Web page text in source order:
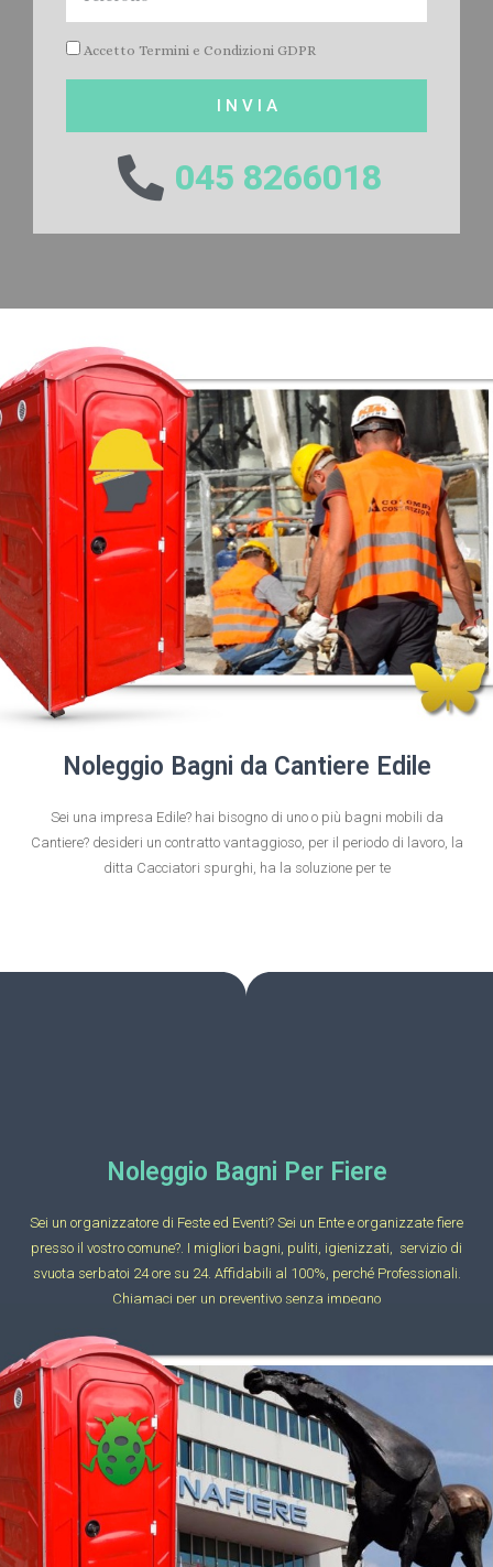
Accetto Termini e Condizioni GDPR
I N V I A
045 8266018
Noleggio Bagni da Cantiere Edile
Sei una impresa Edile? hai bisogno di uno o più bagni mobili da
Cantiere? desideri un contratto vantaggioso, per il periodo di lavoro, la
ditta Cacciatori spurghi, ha la soluzione per te
Noleggio Bagni Per Fiere
Sei un organizzatore di Feste ed Eventi? Sei un Ente e organizzate fiere
presso il vostro comune?. I migliori bagni, puliti, igienizzati, servizio di
svuota serbatoi 24 ore su 24. Affidabili al 100%, perché Professionali.
Chiamaci per un preventivo senza impegno